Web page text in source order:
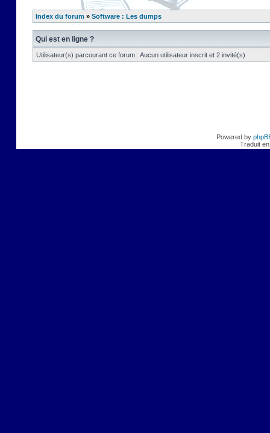
Index du forum » Software : Les dumps
Qui est en ligne ?
Utilisateur(s) parcourant ce forum : Aucun utilisateur inscrit et 2 invité(s)
Powered by
Traduit